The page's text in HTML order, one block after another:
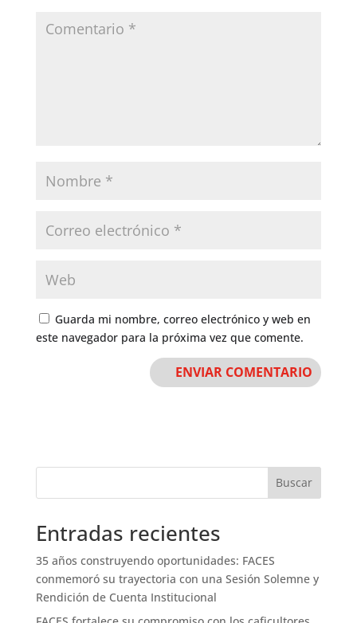
Guarda mi nombre, correo electrónico y web en
este navegador para la próxima vez que comente.
Buscar
Entradas recientes
35 años construyendo oportunidades: FACES
conmemoró su trayectoria con una Sesión Solemne y
Rendición de Cuenta Institucional